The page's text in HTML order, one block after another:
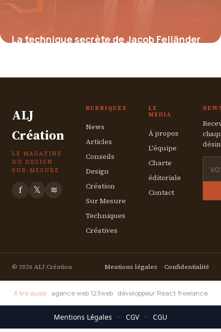
La technique secrète de Jacob Felländer
ALJ
Création
LE MAGAZINE
DU DESIGN
SUR-MESURE
f 𝕏 ≋
RUBRIQUES
News
Articles
Conseils
Design
Création
Sur Mesure
Techniques
Créatives
LE
MÉDIA
À propos
L'équipe
Charte
éditoriale
Contact
© 2026 ALJ Création Mentions légales Confidentialité
A lire aussi : agence web 123web· développeur React freelance
Mentions Légales · CGV · CGU